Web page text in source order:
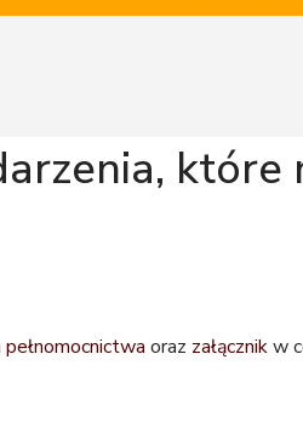
które
pełnomocnictwa oraz załącznikw